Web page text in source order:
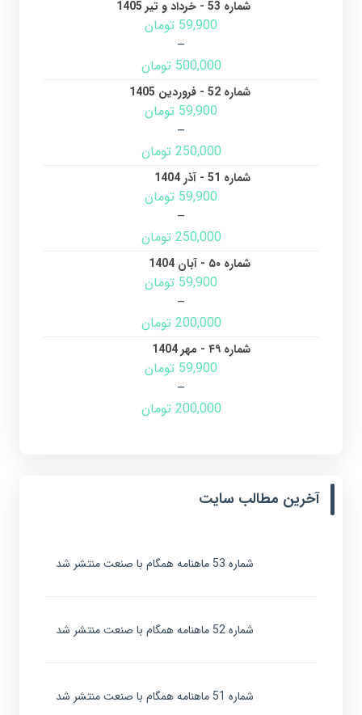
شماره 53 - خرداد و تیر 1405
59,900 تومان
–
500,000 تومان
شماره 52 - فروردین 1405
59,900 تومان
–
250,000 تومان
شماره 51 - آذر 1404
59,900 تومان
–
250,000 تومان
شماره ۵۰ - آبان 1404
59,900 تومان
–
200,000 تومان
شماره ۴۹ - مهر 1404
59,900 تومان
–
200,000 تومان
آخرین مطالب سایت
شماره 53 ماهنامه همگام با صنعت منتشر شد
شماره 52 ماهنامه همگام با صنعت منتشر شد
شماره 51 ماهنامه همگام با صنعت منتشر شد